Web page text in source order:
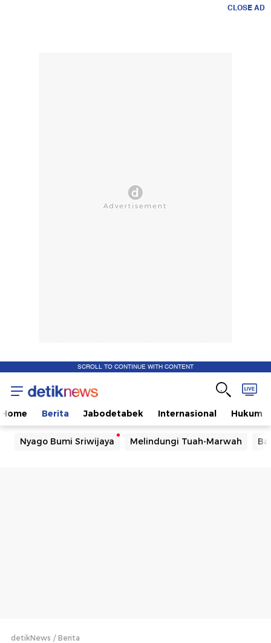
CLOSE AD
SCROLL TO CONTINUE WITH CONTENT
Home Berita Jabodetabek Internasional Hukum
Nyago Bumi Sriwijaya Melindungi Tuah-Marwah
detikNews Berita